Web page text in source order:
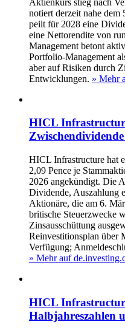
notiert derzeit nahe dem
peilt für 2028 eine
eine Nettorendite von
Management betont
Portfolio‑Management
aber auf Risiken durch
Entwicklungen. » Mehr
HICL
HICL Infrastructure hat
2,09 Pence je
2026 angekündigt. Die
Dividende, Auszahlung
Aktionäre, die am 6.
britische Steuerzwecke
Zinsausschüttung
Reinvestitionsplan über
Verfügung;
» Mehr auf
HICL
Halbjahreszahlen